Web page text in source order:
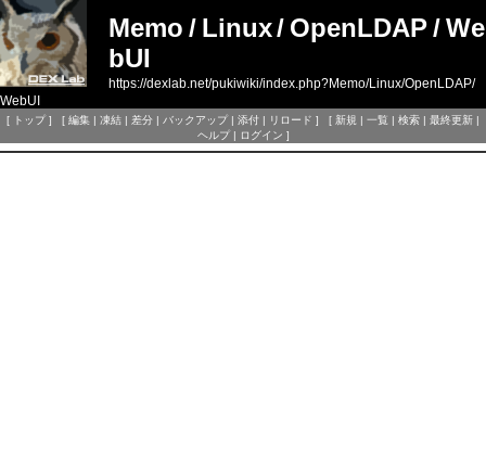
Memo / Linux/ OpenLDAP/We
bUI
https://dexlab.net/pukiwiki/index.php?Memo/Linux/OpenLDAP/
WebUI
[ トップ] [ 編集 | 凍結 | 差分 | バックアップ| 添付 | リロード ] [ 新規 | 一覧 | 検索 | 最終更新 |
ヘルプ| ログイン ]